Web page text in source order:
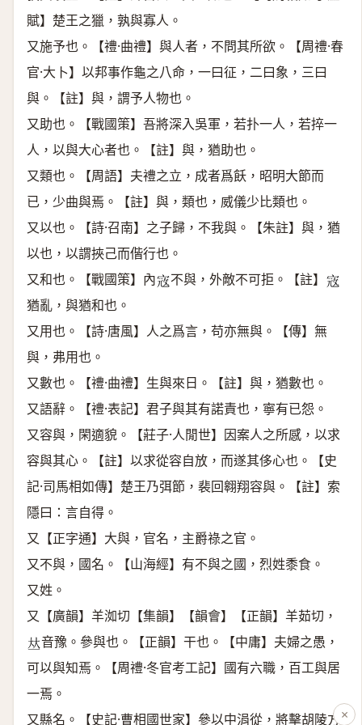
賦】楚王之獵，孰與寡人。
又施予也。【禮·曲禮】與人者，不問其所欲。【周禮·春
官·大卜】以邦事作龜之八命，一曰征，二曰象，三曰
與。【註】與，謂予人物也。
又助也。【戰國策】吾將深入吳軍，若扑一人，若捽一
人，以與大心者也。【註】與，猶助也。
又類也。【周語】夫禮之立，成者爲飫，昭明大節而
已，少曲與焉。【註】與，類也，威儀少比類也。
又以也。【詩·召南】之子歸，不我與。【朱註】與，猶
以也，以謂挾己而偕行也。
又和也。【戰國策】內𡨥 不與，外敵不可拒。【註】 𡨥
猶亂，與猶和也。
又用也。【詩·唐風】人之爲言，苟亦無與。【傳】無
與，弗用也。
又數也。【禮·曲禮】生與來日。【註】與，猶數也。
又語辭。【禮·表記】君子與其有諾責也，寧有已怨。
又容與，閑適貌。【莊子·人閒世】因案人之所感，以求
容與其心。【註】以求從容自放，而遂其侈心也。【史
記·司馬相如傳】楚王乃弭節，裴回翱翔容與。【註】索
隱曰：言自得。
又【正字通】大與，官名，主爵祿之官。
又不與，國名。【山海經】有不與之國，烈姓黍食。
又姓。
又【廣韻】羊洳切【集韻】【韻會】【正韻】羊茹切，
𠀤音豫。參與也。【正韻】干也。【中庸】夫婦之愚，
可以與知焉。【周禮·冬官考工記】國有六職，百工與居
一焉。
又縣名。【史記·曹相國世家】參以中涓從，將擊胡陵方×